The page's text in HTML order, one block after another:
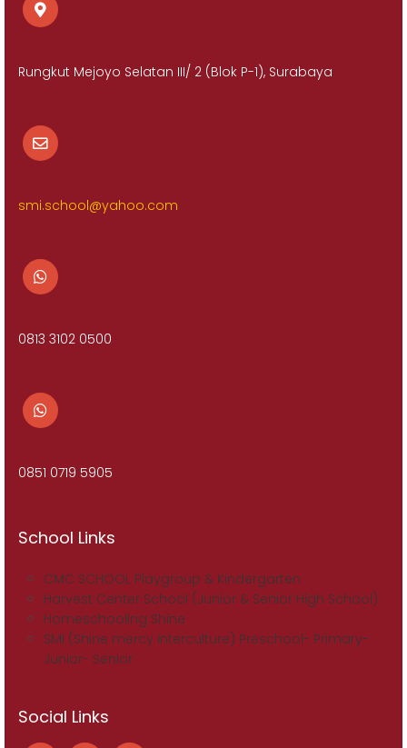
Rungkut Mejoyo Selatan III/ 2 (Blok P-1), Surabaya
smi.school@yahoo.com
0813 3102 0500
0851 0719 5905
School Links
CMC SCHOOL Playgroup & Kindergarten
Harvest Center School (Junior & Senior High School)
Homeschooling Shine
SMI (Shine mercy Interculture) Preschool- Primary-
Junior- Senior
Social Links